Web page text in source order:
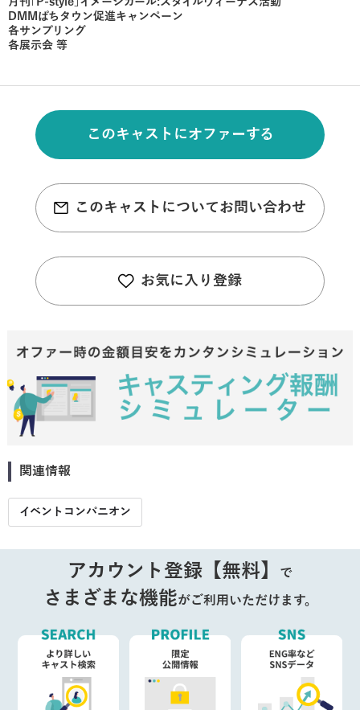
DMMぱちタウン促進キャンペーン
各サンプリング
各展示会 等
このキャストにオファーする
このキャストについてお問い合わせ
お気に入り登録
関連情報
イベントコンパニオン
アカウント登録【無料】 で
さまざまな機能がご利用いただけます。